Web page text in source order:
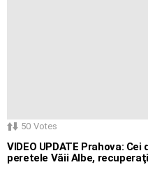
50 Votes
VIDEO UPDATE Prahova:
peretele Văii Albe,